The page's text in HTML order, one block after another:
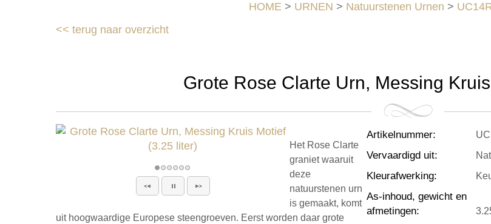
HOME > URNEN > Natuurstenen Urnen >
<< terug naar overzicht
Grote Rose Clarte Urn, Messing
Artikelnummer:
Vervaardigd uit:
Kleurafwerking:
As-inhoud, gewicht en
afmetingen:
Het Rose Clarte
graniet waaruit
deze
natuurstenen urn
is gemaakt, komt
uit hoogwaardige Europese steengroeven. Eerst worden daar grote